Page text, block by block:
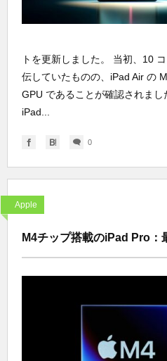
トを更新しました。 当初、10
伝していたものの、iPad Air の
GPU であることが確認されま
iPad...
0
Apple
M4チップ搭載のiPad Pro：